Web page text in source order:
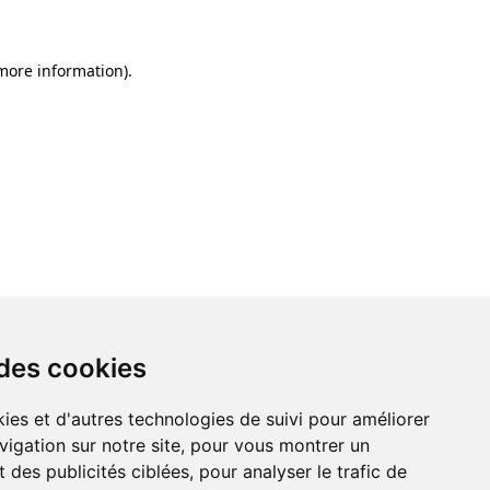
cookies
et d'autres technologies de suivi pour améliorer
sur notre site, pour vous montrer un
des publicités ciblées, pour analyser le trafic de
information).